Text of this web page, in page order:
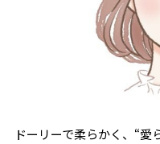
ドーリーで柔らかく、“愛